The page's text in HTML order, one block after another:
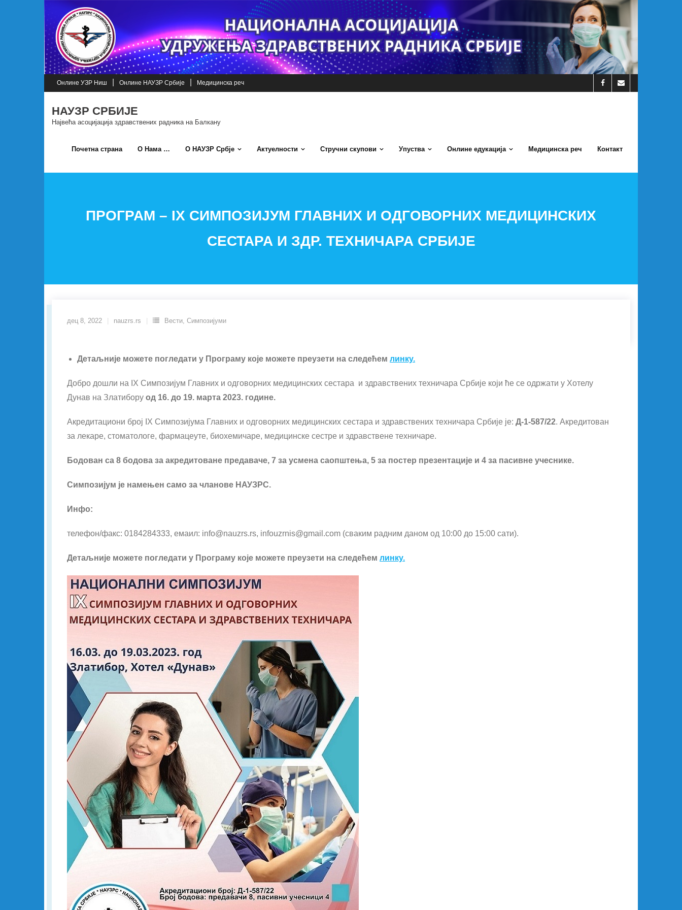
content
Онлине УЗР Ниш Онлине НАУЗР Србије Медицинска реч
НАУЗР СРБИЈЕ
Највећа асоцијација здравствених радника на Балкану
Почетна страна О Нама … О НАУЗР Србје Актуелности Стручни скупови Упуства Онлине едукација Медицинска реч Контакт
ПРОГРАМ – IX СИМПОЗИЈУМ ГЛАВНИХ И ОДГОВОРНИХ МЕДИЦИНСКИХ
СЕСТАРА И ЗДР. ТЕХНИЧАРА СРБИЈЕ
дец 8, 2022 nauzrs.rs Вести, Симпозијуми
Детаљније можете погледати у Програму које можете преузети на следећем линку.
Добро дошли на IX Симпозијум Главних и одговорних медицинских сестара и здравствених техничара Србије који ће се одржати у Хотелу
Дунав на Златибору од 16. до 19. марта 2023. године.
Акредитациони број IX Симпозијума Главних и одговорних медицинских сестара и здравствених техничара Србије је: Д-1-587/22. Акредитован
за лекаре, стоматологе, фармацеуте, биохемичаре, медицинске сестре и здравствене техничаре.
Бодован са 8 бодова за акредитоване предаваче, 7 за усмена саопштења, 5 за постер презентације и 4 за пасивне учеснике.
Симпозијум је намењен само за чланове НАУЗРС.
Инфо:
телефон/факс: 0184284333, емаил: info@nauzrs.rs, infouzrnis@gmail.com (сваким радним даном од 10:00 до 15:00 сати).
Детаљније можете погледати у Програму које можете преузети на следећем линку.